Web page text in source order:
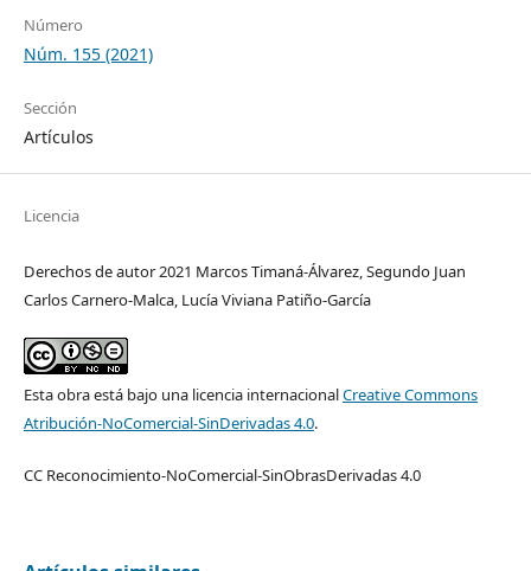
Número
Núm. 155 (2021)
Sección
Artículos
Licencia
Derechos de autor 2021 Marcos Timaná-Álvarez, Segundo Juan
Carlos Carnero-Malca, Lucía Viviana Patiño-García
Esta obra está bajo una licencia internacionalCreative Commons
Atribución-NoComercial-SinDerivadas 4.0.
CC Reconocimiento-NoComercial-SinObrasDerivadas 4.0